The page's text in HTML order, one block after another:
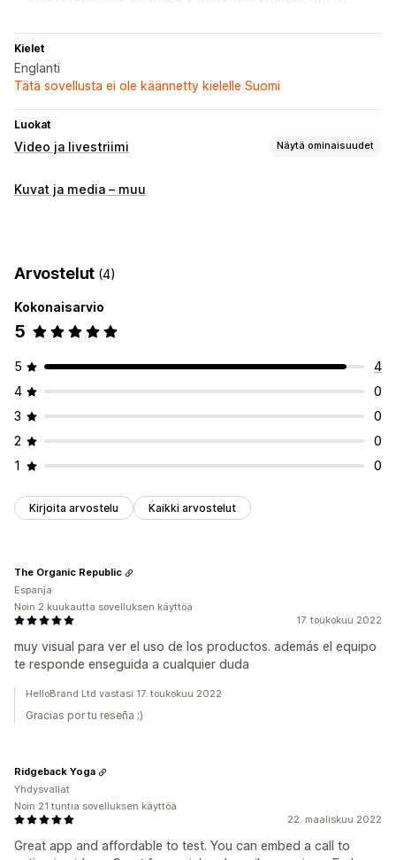
Kielet
Englanti
Tätä sovellusta ei ole käännetty kielelle Suomi
Luokat
Video ja livestriimi Näytä ominaisuudet
Videoiden hallinnointi
Videosoitin
Mukautettu URL
Kuvat ja media – muu
Arvostelut (4)
Kokonaisarvio
5
5
4
4
0
3
0
2
0
1
0
Kirjoita arvostelu Kaikki arvostelut
17. toukokuu 2022
muy visual para ver el uso de los productos. además el equipo
te responde enseguida a cualquier duda
The Organic Republic
Espanja
Noin 2 kuukautta sovelluksen käyttöä
HelloBrand Ltd vastasi 17. toukokuu 2022
Gracias por tu reseña ;)
22. maaliskuu 2022
Great app and affordable to test. You can embed a call to
Ridgeback Yoga
Yhdysvallat
Noin 21 tuntia sovelluksen käyttöä